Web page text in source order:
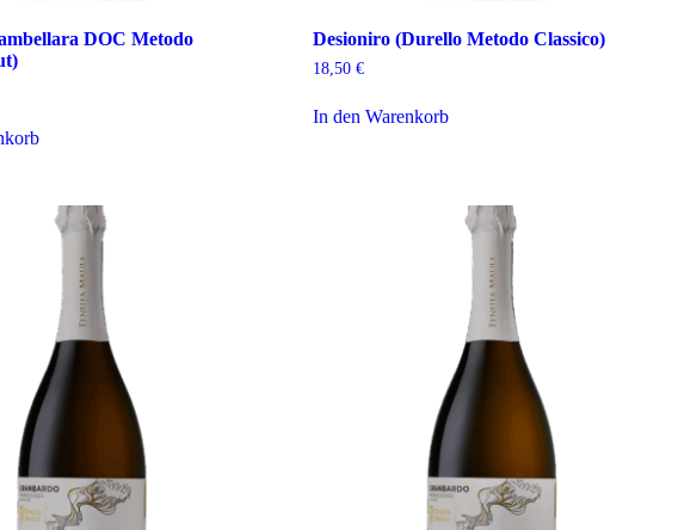
DOC Metodo
Desioniro (Durello Metodo Classico)
18,50 €
In den Warenkorb